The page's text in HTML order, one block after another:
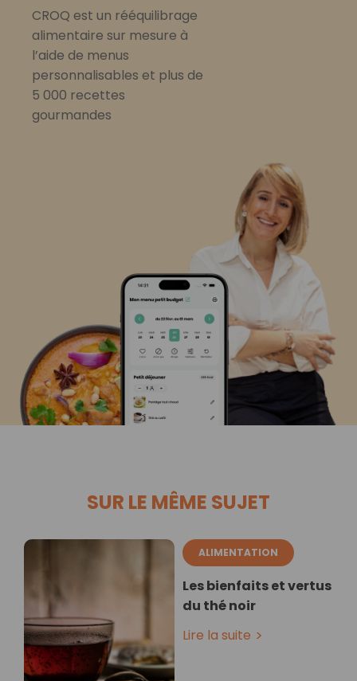
CROQ est un rééquilibrage
alimentaire sur mesure à
l’aide de menus
personnalisables et plus de
5 000 recettes
gourmandes
SUR LE MÊME SUJET
ALIMENTATION
Les bienfaits et vertus
du thé noir
Lire la suite